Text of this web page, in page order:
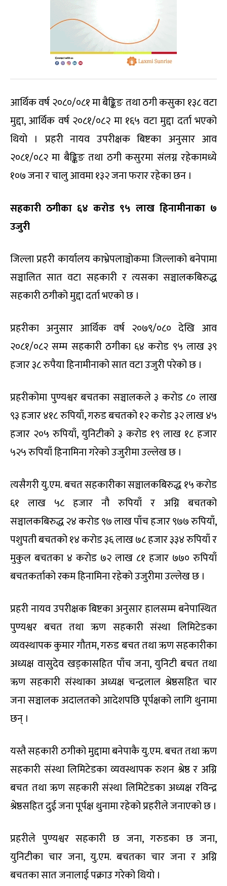
आर्थिक वर्ष २०८०/०८१ मा बैङ्किङ तथा ठगी कसुका १३८ वटा
मुद्दा, आर्थिक वर्ष २०८१/०८२ मा १६५ वटा मुद्दा दर्ता भएको
थियो । प्रहरी नायव उपरीक्षक बिष्टका अनुसार आव
२०८१/०८२ मा बैङ्किङ तथा ठगी कसुरमा संलग्न रहेकामध्ये
१०७ जना र चालु आवमा १३२ जना फरार रहेका छन ।
सहकारी ठगीका ६४ करोड ९५ लाख हिनामीनाका ७
उजुरी
जिल्ला प्रहरी कार्यालय काभ्रेपलाञ्चोकमा जिल्लाको बनेपामा
सञ्चालित सात वटा सहकारी र त्यसका सञ्चालकबिरुद्ध
सहकारी ठगीको मुद्दा दर्ता भएको छ ।
प्रहरीका अनुसार आर्थिक वर्ष २०७९/०८० देखि आव
२०८१/०८२ सम्म सहकारी ठगीका ६४ करोड ९५ लाख ३९
हजार ३८ रुपैया हिनामीनाको सात वटा उजुरी परेको छ ।
प्रहरीकोमा पुण्यश्वर बचतका सञ्चालकले ३ करोड ८० लाख
९३ हजार ४१८ रुपियाँ, गरुड बचतको १२ करोड ३२ लाख ४५
हजार २०५ रुपियाँ, युनिटीको ३ करोड १९ लाख १८ हजार
५२५ रुपियाँ हिनामिना गरेको उजुरीमा उल्लेख छ ।
त्यसैगरी यु.एम. बचत सहकारीका सञ्चालकबिरुद्ध १५ करोड
६१ लाख ५८ हजार नौ रुपियाँ र अग्नि बचतको
सञ्चालकबिरुद्ध २४ करोड ९७ लाख पाँच हजार ९७७ रुपियाँ,
पशुपती बचतको १४ करोड ३६ लाख ७८ हजार ३३४ रुपियाँ र
मुकुल बचतका ४ करोड ७२ लाख ८१ हजार ७७० रुपियाँ
बचतकर्ताको रकम हिनामिना रहेको उजुरीमा उल्लेख छ ।
प्रहरी नायव उपरीक्षक बिष्टका अनुसार हालसम्म बनेपास्थित
पुण्यश्वर बचत तथा ऋण सहकारी संस्था लिमिटेडका
व्यवस्थापक कुमार गौतम, गरुड बचत तथा ऋण सहकारीका
अध्यक्ष वासुदेव खड्कासहित पाँच जना, युनिटी बचत तथा
ऋण सहकारी संस्थाका अध्यक्ष चन्द्रलाल श्रेष्ठसहित चार
जना सञ्चालक अदालतको आदेशपछि पूर्पक्षको लागि थुनामा
छन् ।
यस्तै सहकारी ठगीको मुद्दामा बनेपाकै यु.एम. बचत तथा ऋण
सहकारी संस्था लिमिटेडका व्यवस्थापक रुशन श्रेष्ठ र अग्नि
बचत तथा ऋण सहकारी संस्था लिमिटेडका अध्यक्ष रविन्द्र
श्रेष्ठसहित दुई जना पूर्पक्ष थुनामा रहेको प्रहरीले जनाएको छ ।
प्रहरीले पुण्यश्वर सहकारी छ जना, गरुडका छ जना,
युनिटीका चार जना, यु.एम. बचतका चार जना र अग्नि
बचतका सात जनालाई पक्राउ गरेको थियो ।